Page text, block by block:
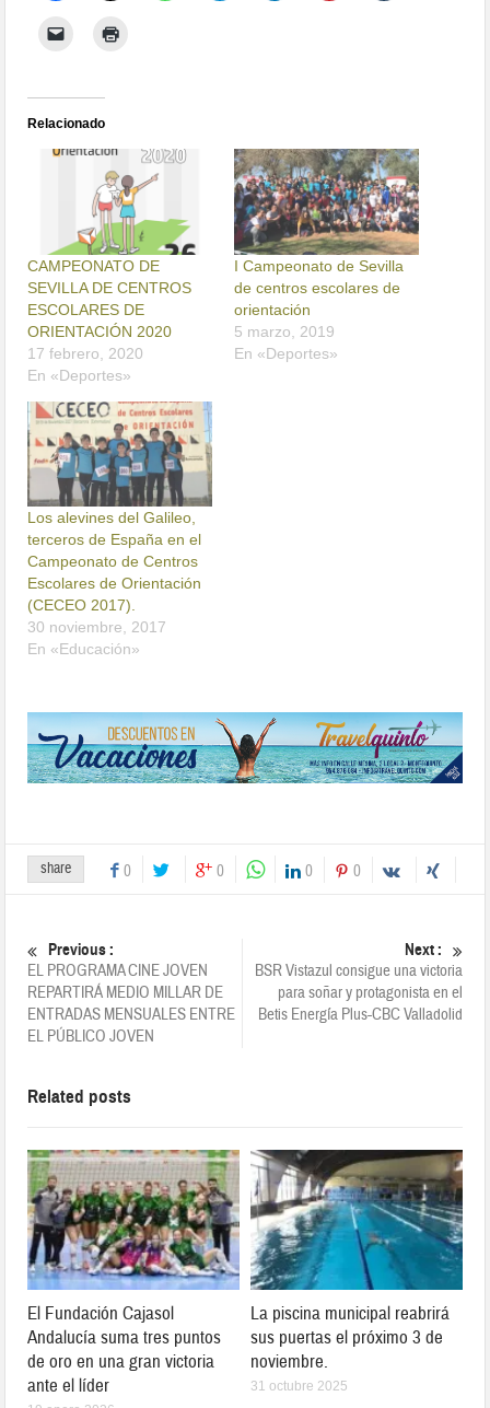
Relacionado
CAMPEONATO DE
SEVILLA DE CENTROS
ESCOLARES DE
ORIENTACIÓN 2020
17 febrero, 2020
En «Deportes»
I Campeonato de Sevilla
de centros escolares de
orientación
5 marzo, 2019
En «Deportes»
Los alevines del Galileo,
terceros de España en el
Campeonato de Centros
Escolares de Orientación
(CECEO 2017).
30 noviembre, 2017
En «Educación»
share 0 0 0 0
Previous :
EL PROGRAMA CINE JOVEN
REPARTIRÁ MEDIO MILLAR DE
ENTRADAS MENSUALES ENTRE
EL PÚBLICO JOVEN
Next :
BSR Vistazul consigue una victoria
para soñar y protagonista en el
Betis Energía Plus-CBC Valladolid
Related posts
El Fundación Cajasol
Andalucía suma tres puntos
de oro en una gran victoria
ante el líder
La piscina municipal reabrirá
sus puertas el próximo 3 de
noviembre.
31 octubre 2025